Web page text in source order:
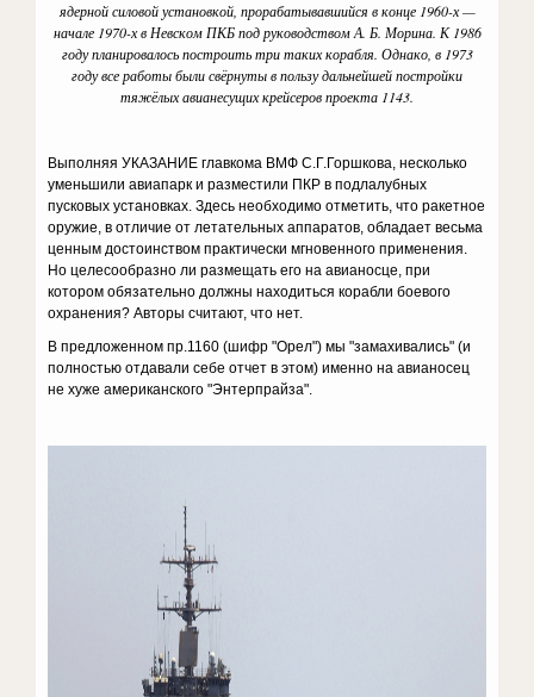
ядерной силовой установкой, прорабатывавшийся в конце 1960-х —
начале 1970-х в Невском ПКБ под руководством А. Б. Морина. К 1986
году планировалось построить три таких корабля. Однако, в 1973
году все работы были свёрнуты в пользу дальнейшей постройки
тяжёлых авианесущих крейсеров проекта 1143.
Выполняя УКАЗАНИЕ главкома ВМФ С.Г.Горшкова, несколько
уменьшили авиапарк и разместили ПКР в подлалубных
пусковых установках. Здесь необходимо отметить, что ракетное
оружие, в отличие от летательных аппаратов, обладает весьма
ценным достоинством практически мгновенного применения.
Но целесообразно ли размещать его на авианосце, при
котором обязательно должны находиться корабли боевого
охранения? Авторы считают, что нет.
В предложенном пр.1160 (шифр "Орел") мы "замахивались" (и
полностью отдавали себе отчет в этом) именно на авианосец
не хуже американского "Энтерпрайза".